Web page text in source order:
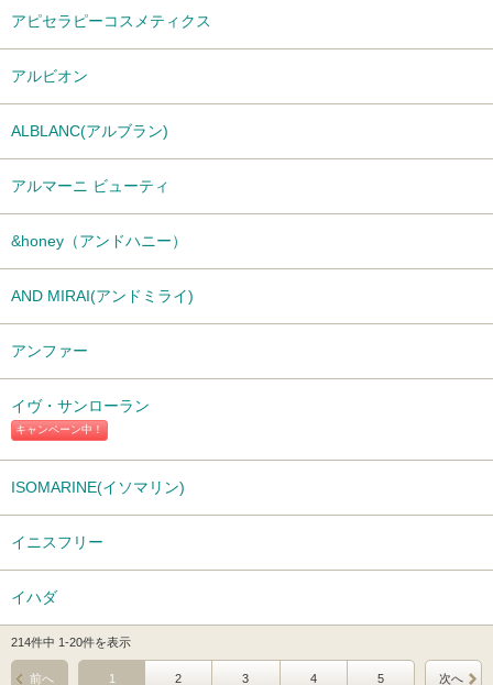
アピセラピーコスメティクス
アルビオン
ALBLANC(アルブラン)
アルマーニ ビューティ
&honey（アンドハニー）
AND MIRAI(アンドミライ)
アンファー
キャンペーン中！
イヴ・サンローラン
ISOMARINE(イソマリン)
イニスフリー
イハダ
214件中 1-20件を表示
1 2 3 4 5
前へ 次へ